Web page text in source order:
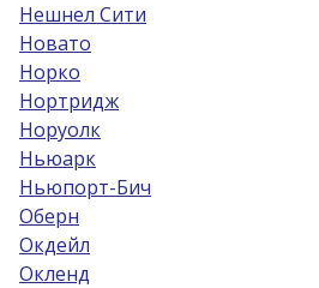
Нешнел Сити
Новато
Норко
Нортридж
Норуолк
Ньюарк
Ньюпорт-Бич
Оберн
Окдейл
Окленд